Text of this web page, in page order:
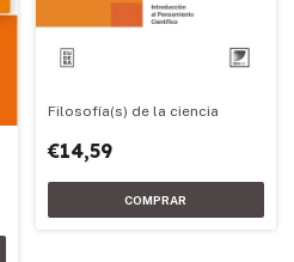
Filosofía(s) de la ciencia
€14,59